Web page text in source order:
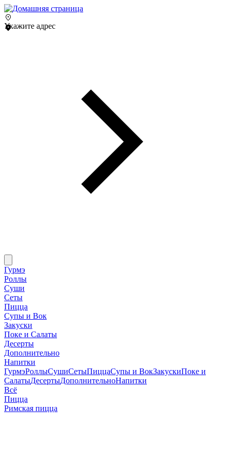
Укажите адрес
Гурмэ
Роллы
Суши
Сеты
Пицца
Супы и Вок
Закуски
Поке и Салаты
Десерты
Дополнительно
Напитки
ГурмэРоллыСушиСетыПиццаСупы и ВокЗакускиПоке и
СалатыДесертыДополнительноНапитки
Всё
Пицца
Римская пицца